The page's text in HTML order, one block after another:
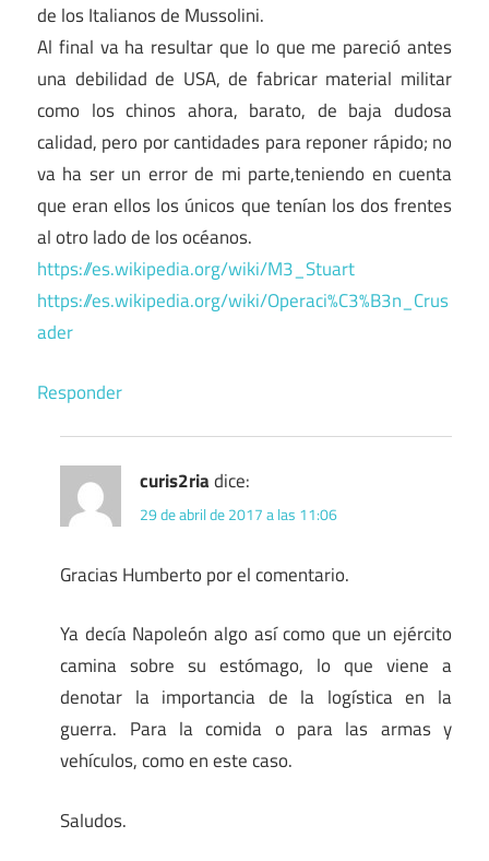
de los Italianos de Mussolini.
Al final va ha resultar que lo que me pareció antes
una debilidad de USA, de fabricar material militar
como los chinos ahora, barato, de baja dudosa
calidad, pero por cantidades para reponer rápido; no
va ha ser un error de mi parte,teniendo en cuenta
que eran ellos los únicos que tenían los dos frentes
al otro lado de los océanos.
https://es.wikipedia.org/wiki/M3_Stuart
https://es.wikipedia.org/wiki/Operaci%C3%B3n_Crus
ader
Responder
curis2ria dice:
29 de abril de 2017 a las 11:06
Gracias Humberto por el comentario.
Ya decía Napoleón algo así como que un ejército
camina sobre su estómago, lo que viene a
denotar la importancia de la logística en la
guerra. Para la comida o para las armas y
vehículos, como en este caso.
Saludos.